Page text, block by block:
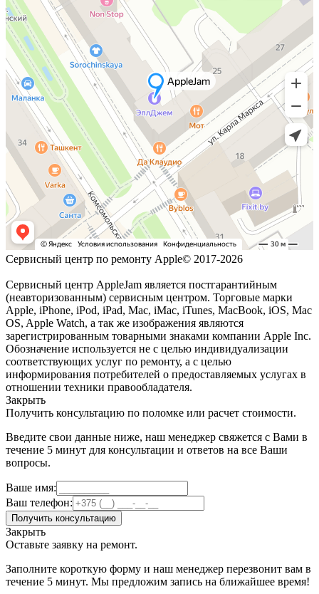
Сервисный центр по ремонту Apple© 2017-2026
Сервисный центр AppleJam является постгарантийным
(неавторизованным) сервисным центром. Торговые марки
Apple, iPhone, iPod, iPad, Mac, iMac, iTunes, MacBook, iOS, Mac
OS, Apple Watch, а так же изображения являются
зарегистрированным товарными знаками компании Apple Inc.
Обозначение используется не с целью индивидуализации
соответствующих услуг по ремонту, а с целью
информирования потребителей о предоставляемых услугах в
отношении техники правообладателя.
Закрыть
Получить консультацию по поломке или расчет стоимости.
Введите свои данные ниже, наш менеджер свяжется с Вами в
течение 5 минут для консультации и ответов на все Ваши
вопросы.
Ваше имя:
Ваш телефон:
Получить консультацию
Закрыть
Оставьте заявку на ремонт.
Заполните короткую форму и наш менеджер перезвонит вам в
течение 5 минут. Мы предложим запись на ближайшее время!